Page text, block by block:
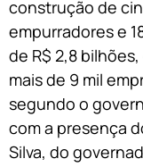
construção de
empurradores e
de R$ 2,8
mais de 9 mil
segundo o
com a presença
Silva, do